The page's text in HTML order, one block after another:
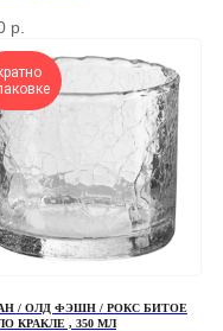
р.
/ ОЛД ФЭШН / РОКС БИТОЕ
КРАКЛЕ , 350 МЛ